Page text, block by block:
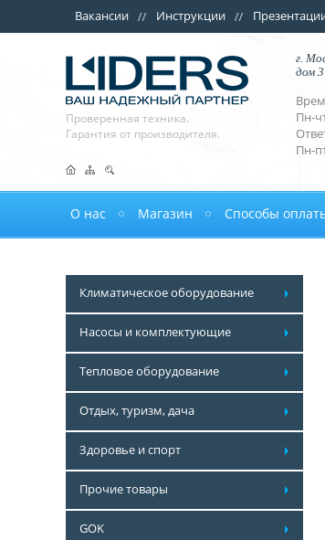
Вакансии Инструкции
Проверенная техника.
Гарантия от производителя.
г.
дом 3
Пн-
Пн-
О нас Магазин Способы
Климатическое оборудование
Насосы и комплектующие
Тепловое оборудование
Отдых, туризм, дача
Здоровье и спорт
Прочие товары
GOK